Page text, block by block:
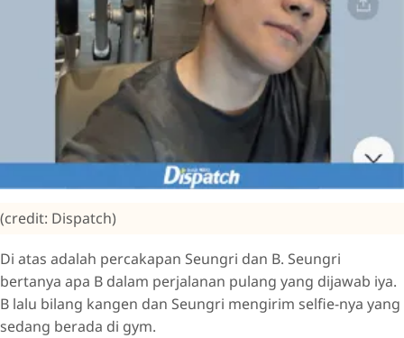
(credit: Dispatch)
Di atas adalah percakapan Seungri dan B. Seungri
bertanya apa B dalam perjalanan pulang yang dijawab iya.
B lalu bilang kangen dan Seungri mengirim selfie-nya yang
sedang berada di gym.